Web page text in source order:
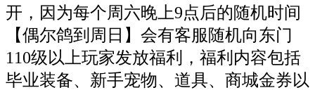
开，因为每个周六晚上9点后的随机时间
【偶尔鸽到周日】会有客服随机向东门
110级以上玩家发放福利，福利内容包括
毕业装备、新手宠物、道具、商城金券以